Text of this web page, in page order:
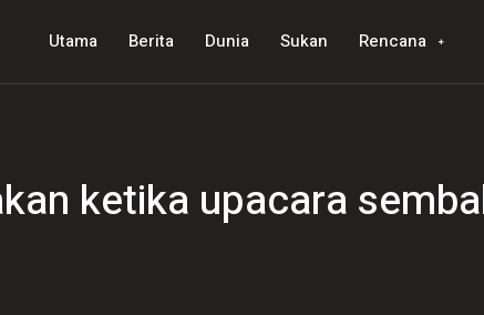
Utama Berita Dunia Sukan Rencana
ketika upacara